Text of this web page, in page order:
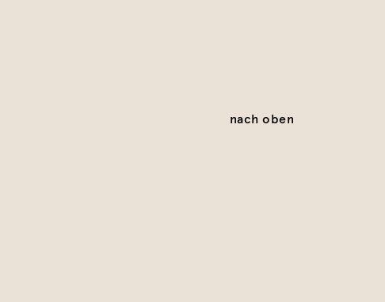
nach oben